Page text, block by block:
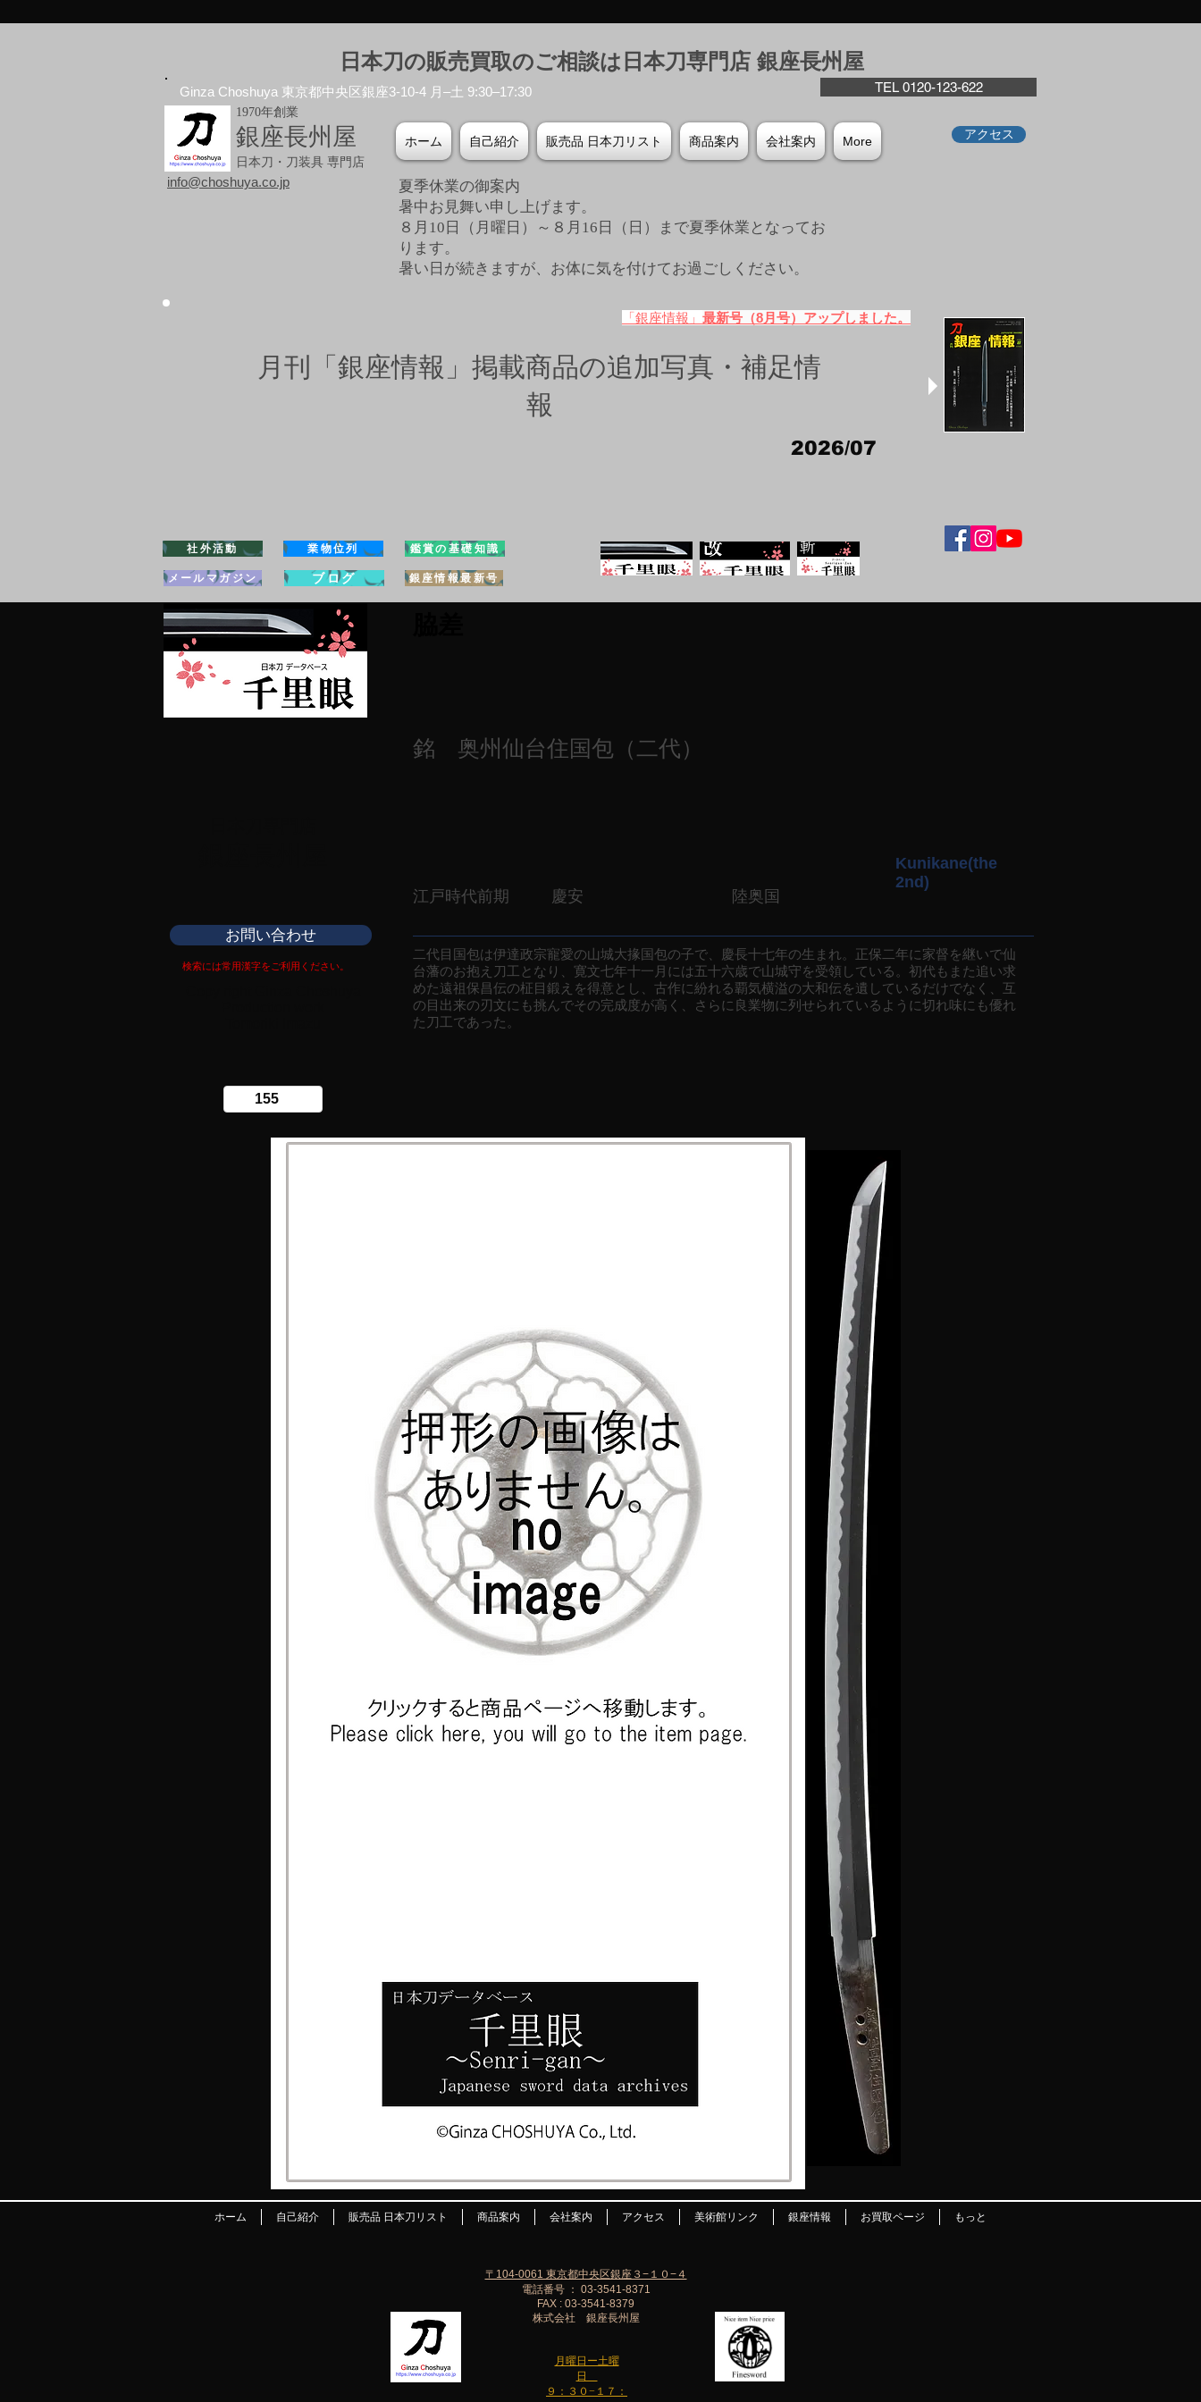
日本刀の販売買取のご相談は日本刀専門店 銀座⻑州屋
TEL 0120-123-622
Ginza Choshuya 東京都中央区銀座3-10-4 月–土 9:30–17:30
1970年創業
銀座長州屋
日本刀・刀装具 専門店
ホーム 自己紹介 販売品 日本刀リスト 商品案内 会社案内 More アクセス
info@choshuya.co.jp
夏季休業の御案内
暑中お見舞い申し上げます。
８月10日（月曜日）～８月16日（日）まで夏季休業となってお
ります。
​暑い日が続きますが、お体に気を付けてお過ごしください。
「銀座情報」 最新号（8月号）アップしました。
月刊「銀座情報」掲載商品の追加写真・補足情
報
2026/07
社外活動 業物位列 鑑賞の基礎知識
メールマガジン ブログ 銀座情報最新号
銘 奥州仙台住国包（二代）
江戸時代前期 慶安 陸奥国
Kunikane(the
2nd)
お問い合わせ
検索には常用漢字をご利用ください。
二代目国包は伊達政宗寵愛の山城大掾国包の子で、慶長十七年の生まれ。正保二年に家督を継いで仙
台藩のお抱え刀工となり、寛文七年十一月には五十六歳で山城守を受領している。初代もまた追い求
めた遠祖保昌伝の柾目鍛えを得意とし、古作に紛れる覇気横溢の大和伝を遺しているだけでなく、互
の目出来の刃文にも挑んでその完成度が高く、さらに良業物に列せられているように切れ味にも優れ
た刀工であった。
ホーム 自己紹介 販売品 日本刀リスト 商品案内 会社案内 アクセス 美術館リンク 銀座情報 お買取ページ もっと
月曜日ー土曜
日
９：３０−１７：
〒104-0061 東京都中央区銀座３−１０−４
電話番号 ： 03-3541-8371
FAX : 03-3541-8379
株式会社 銀座長州屋